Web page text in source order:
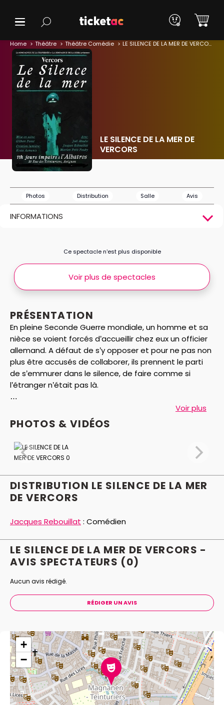
Home Théâtre Théâtre Comédie LE SILENCE DE LA MER DE VERCORS
LE SILENCE DE LA MER DE
VERCORS
Photos Distribution Salle Avis
INFORMATIONS
PRÉSENTATION
En pleine Seconde Guerre mondiale, un homme et sa
nièce se voient forcés d’accueillir chez eux un officier
allemand. A défaut de s’y opposer et pour ne pas non
plus être accusés de collaborer, ils prennent le parti
de s’emmurer dans le silence, de faire comme si
l’étranger n’était pas là.
Ce mutisme qui pèse, page après page, jour après
jour est uniquement rompu par les considérations
l’Europe.
Voir plus
Ce spectacle n’est plus disponible
Voir plus de spectacles
PHOTOS & VIDÉOS
DISTRIBUTION LE SILENCE DE LA MER
DE VERCORS
Jacques Rebouillat : Comédien
LE SILENCE DE LA MER DE VERCORS -
AVIS SPECTATEURS (0)
Aucun avis rédigé.
RÉDIGER UN AVIS
+
−